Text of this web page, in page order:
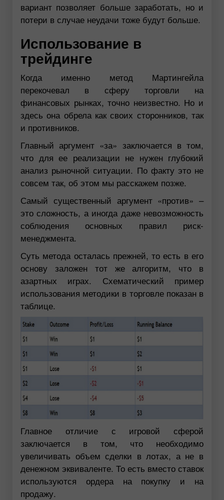
вариант позволяет больше заработать, но и
потери в случае неудачи тоже будут больше.
Использование в
трейдинге
Когда именно метод Мартингейла
перекочевал в сферу торговли на
финансовых рынках, точно неизвестно. Но и
здесь она обрела как своих сторонников, так
и противников.
Главный аргумент «за» заключается в том,
что для ее реализации не нужен глубокий
анализ рыночной ситуации. По факту это не
совсем так, об этом мы расскажем позже.
Самый существенный аргумент «против» –
это сложность, а иногда даже невозможность
соблюдения основных правил риск-
менеджмента.
Суть метода осталась прежней, то есть в его
основу заложен тот же алгоритм, что в
азартных играх. Схематический пример
использования методики в торговле показан в
таблице.
Главное отличие с игровой сферой
заключается в том, что необходимо
увеличивать объем сделки в лотах, а не в
денежном эквиваленте. То есть вместо ставок
используются ордера на покупку и на
продажу.